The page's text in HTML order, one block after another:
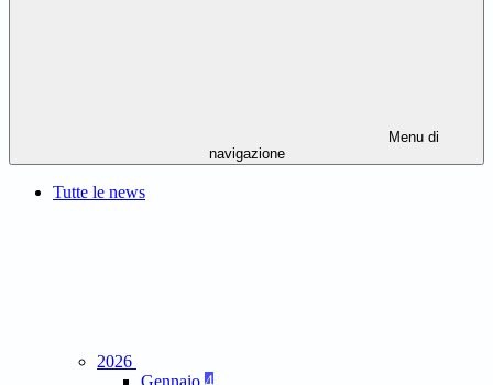
Menu di
navigazione
Tutte le news
2026